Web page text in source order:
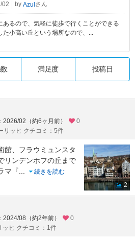
02 by Azul さん
るので、気軽に徒歩で行くことができる
小高い丘という場所なので、 ...
満足度 投稿日
2026/02（約6ヶ月前）
0
リッヒ クチコミ：5件
館、フラウミュンスタ
リンデンホフの丘まで
マ『
続きを読む
2
2024/08（約2年前）
0
ッヒ クチコミ：1件